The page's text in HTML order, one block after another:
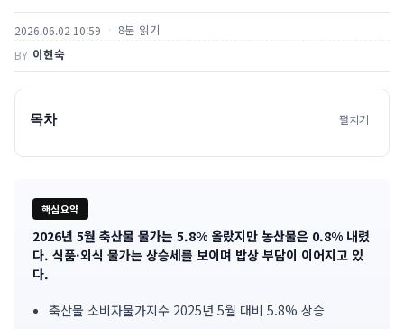
2026.06.02 10:59 8분 읽기
BY 이현숙
목차 펼치기
핵심요약
기
사
핵
2026년 5월 축산물 물가는 5.8% 올랐지만 농산물은 0.8% 내렸
다. 식품·외식 물가는 상승세를 보이며 밥상 부담이 이어지고 있
다.
축산물 소비자물가지수 2025년 5월 대비 5.8% 상승